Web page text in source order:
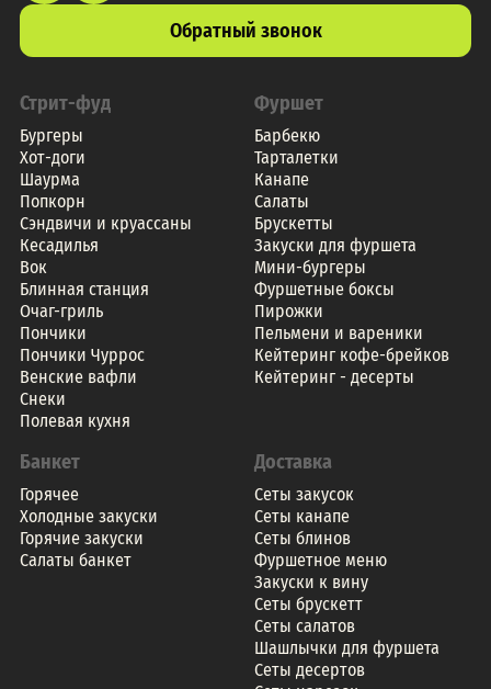
Обратный звонок
Стрит-фуд
Бургеры
Хот-доги
Шаурма
Попкорн
Сэндвичи и круассаны
Кесадилья
Вок
Блинная станция
Очаг-гриль
Пончики
Пончики Чуррос
Венские вафли
Снеки
Полевая кухня
Фуршет
Барбекю
Тарталетки
Канапе
Салаты
Брускетты
Закуски для фуршета
Мини-бургеры
Фуршетные боксы
Пирожки
Пельмени и вареники
Кейтеринг кофе-брейков
Кейтеринг - десерты
Банкет
Горячее
Холодные закуски
Горячие закуски
Салаты банкет
Доставка
Сеты закусок
Сеты канапе
Сеты блинов
Фуршетное меню
Закуски к вину
Сеты брускетт
Сеты салатов
Шашлычки для фуршета
Сеты десертов